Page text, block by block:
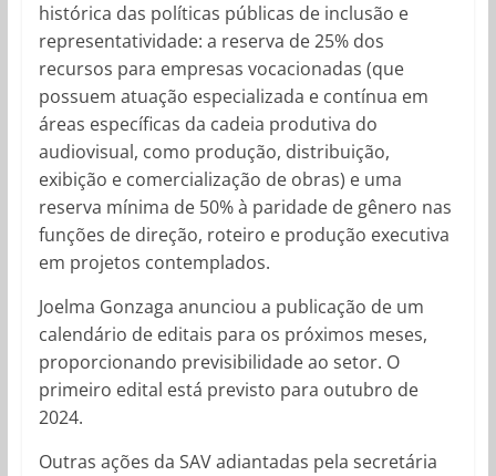
histórica das políticas públicas de inclusão e
representatividade: a reserva de 25% dos
recursos para empresas vocacionadas (que
possuem atuação especializada e contínua em
áreas específicas da cadeia produtiva do
audiovisual, como produção, distribuição,
exibição e comercialização de obras) e uma
reserva mínima de 50% à paridade de gênero nas
funções de direção, roteiro e produção executiva
em projetos contemplados.
Joelma Gonzaga anunciou a publicação de um
calendário de editais para os próximos meses,
proporcionando previsibilidade ao setor. O
primeiro edital está previsto para outubro de
2024.
Outras ações da SAV adiantadas pela secretária